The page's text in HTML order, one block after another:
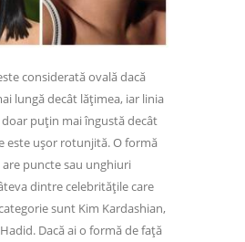
considerată ovală dacă
lungă decât lățimea, iar linia
puțin mai îngustă decât
este ușor rotunjită. O formă
puncte sau unghiuri
dintre celebritățile care
sunt Kim Kardashian,
Dacă ai o formă de față